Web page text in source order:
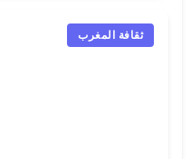
ثقافة المغرب